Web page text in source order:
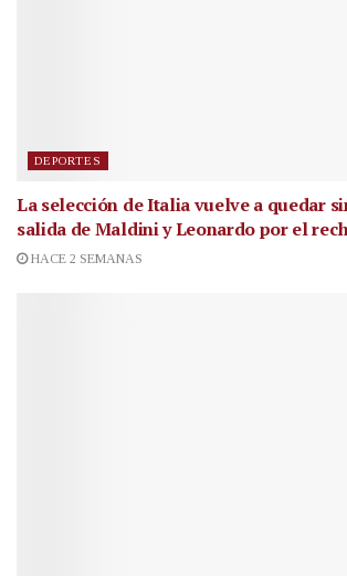
DEPORTES
La selección de Italia vuelve a quedar
salida de Maldini y Leonardo por el
HACE 2 SEMANAS